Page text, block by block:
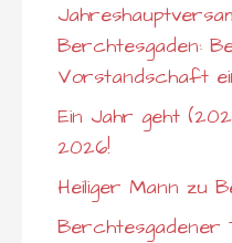
Berchtesgaden:
Vorstandschaft
Ein Jahr geht
2026!
Heiliger Mann zu
Berchtesgadener